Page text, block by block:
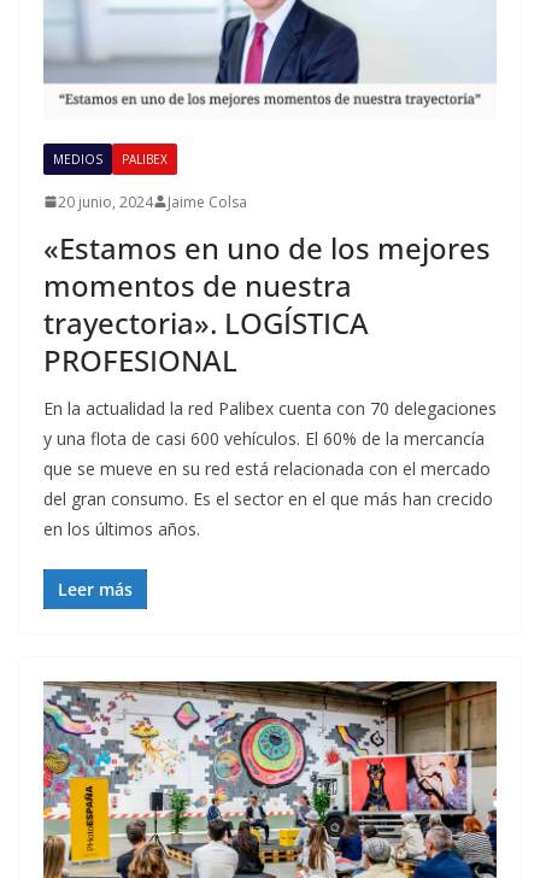
MEDIOS PALIBEX
20 junio, 2024 Jaime Colsa
«Estamos en uno de los mejores
momentos de nuestra
trayectoria». LOGÍSTICA
PROFESIONAL
En la actualidad la red Palibex cuenta con 70 delegaciones
y una flota de casi 600 vehículos. El 60% de la mercancía
que se mueve en su red está relacionada con el mercado
del gran consumo. Es el sector en el que más han crecido
en los últimos años.
Leer más